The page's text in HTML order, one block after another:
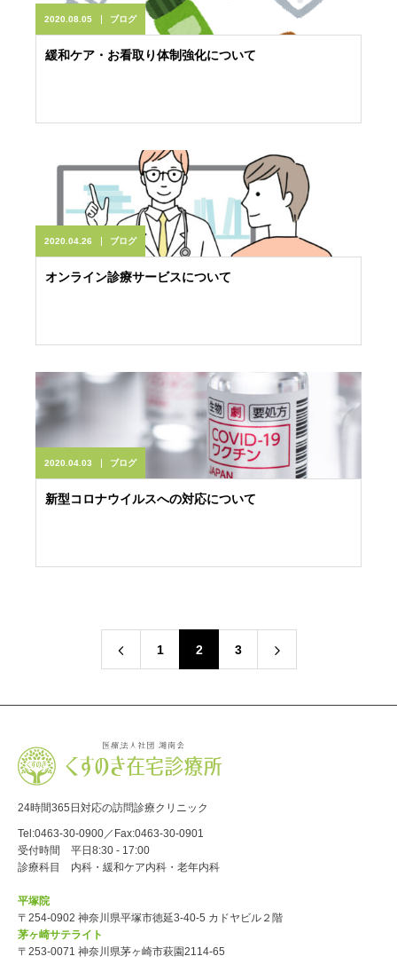
2020.08.05 ブログ
緩和ケア・お看取り体制強化について
2020.04.26 ブログ
オンライン診療サービスについて
2020.04.03 ブログ
新型コロナウイルスへの対応について
1 2 3
24時間365日対応の訪問診療クリニック
Tel:0463-30-0900 ／Fax:0463-30-0901
受付時間 平日8:30 - 17:00
診療科目 内科・緩和ケア内科・老年内科
平塚院
〒254-0902 神奈川県平塚市徳延3-40-5 カドヤビル２階
茅ヶ崎サテライト
〒253-0071 神奈川県茅ヶ崎市萩園2114-65